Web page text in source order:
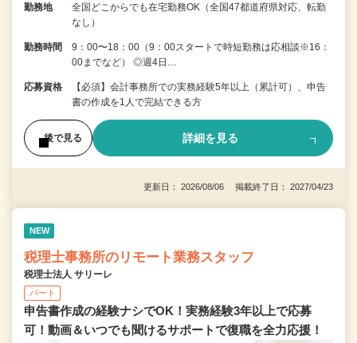
勤務地
全国どこからでも在宅勤務OK（全国47都道府県対応、転勤
なし）
勤務時間
9：00〜18：00（9：00スタートで時短勤務は応相談※16：
00までなど） ◎週4日…
応募資格
【必須】会計事務所での実務経験5年以上（累計可）、申告
書の作成を1人で完結できる方
後で見る 詳細を見る
更新日： 2026/08/06 掲載終了日： 2027/04/23
NEW
税理士事務所のリモート業務スタッフ
税理士法人 サリーレ
パート
申告書作成の経験ナシでOK！実務経験3年以上で応募
可！動画＆いつでも聞けるサポートで復職を全⼒応援！